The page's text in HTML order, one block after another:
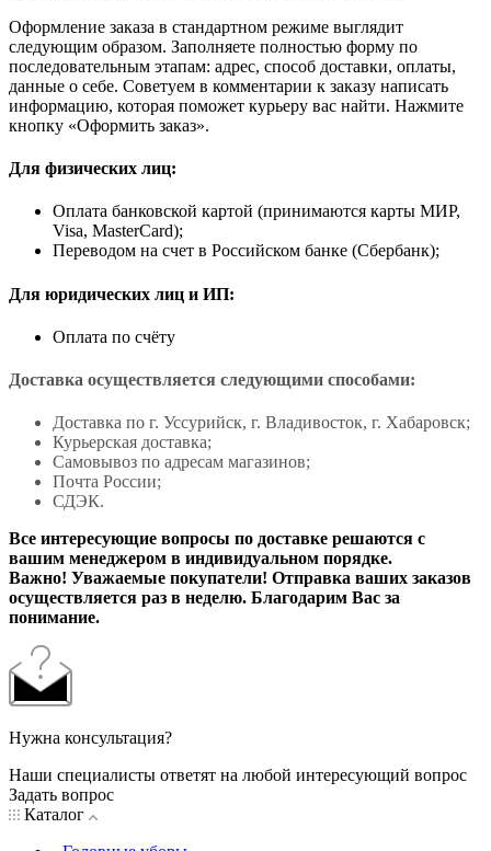
Оформление заказа в стандартном режиме выглядит
следующим образом. Заполняете полностью форму по
последовательным этапам: адрес, способ доставки, оплаты,
данные о себе. Советуем в комментарии к заказу написать
информацию, которая поможет курьеру вас найти. Нажмите
кнопку «Оформить заказ».
Для физических лиц:
Оплата банковской картой (принимаются карты МИР,
Visa, MasterCard);
Переводом на счет в Российском банке (Сбербанк);
Для юридических лиц и ИП:
Оплата по счёту
Доставка осуществляется следующими способами:
Доставка по г. Уссурийск, г. Владивосток, г. Хабаровск;
Курьерская доставка;
Самовывоз по адресам магазинов;
Почта России;
СДЭК.
Все интересующие вопросы по доставке решаются с
вашим менеджером в индивидуальном порядке.
Важно! Уважаемые покупатели! Отправка ваших заказов
осуществляется раз в неделю. Благодарим Вас за
понимание.
Нужна консультация?
Наши специалисты ответят на любой интересующий вопрос
Задать вопрос
Каталог